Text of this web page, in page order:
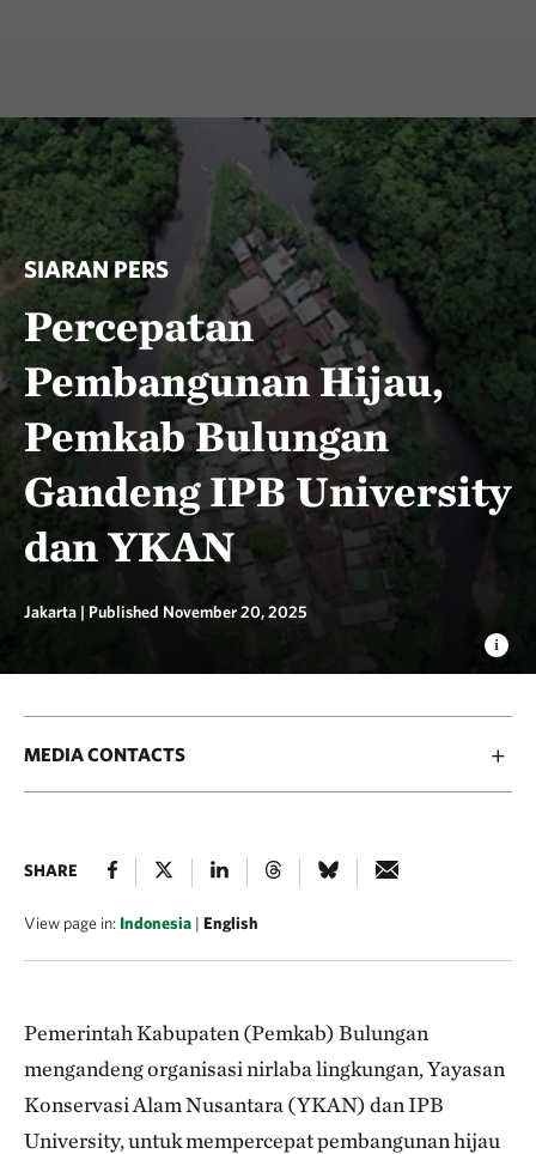
SIARAN PERS
Percepatan
Pembangunan Hijau,
Pemkab Bulungan
Gandeng IPB University
dan YKAN
Jakarta | Published November 20, 2025
MEDIA CONTACTS
SHARE
View page in: Indonesia | English
Pemerintah Kabupaten (Pemkab) Bulungan
mengandeng organisasi nirlaba lingkungan, Yayasan
Konservasi Alam Nusantara (YKAN) dan IPB
University, untuk mempercepat pembangunan hijau